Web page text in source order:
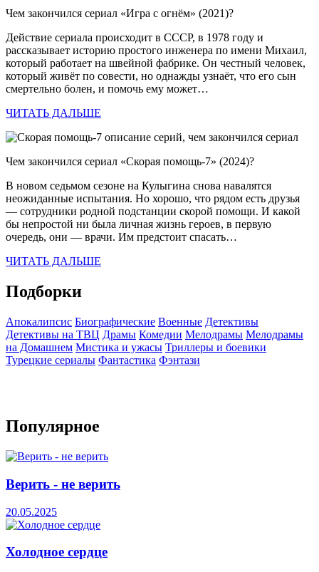
Чем закончился сериал «Игра с огнём» (2021)?
Действие сериала происходит в СССР, в 1978 году и
рассказывает историю простого инженера по имени Михаил,
который работает на швейной фабрике. Он честный человек,
который живёт по совести, но однажды узнаёт, что его сын
смертельно болен, и помочь ему может…
ЧИТАТЬ ДАЛЬШЕ
Чем закончился сериал «Скорая помощь-7» (2024)?
В новом седьмом сезоне на Кулыгина снова навалятся
неожиданные испытания. Но хорошо, что рядом есть друзья
— сотрудники родной подстанции скорой помощи. И какой
бы непростой ни была личная жизнь героев, в первую
очередь, они — врачи. Им предстоит спасать…
ЧИТАТЬ ДАЛЬШЕ
Подборки
Апокалипсис Биографические Военные Детективы
Детективы на ТВЦ Драмы Комедии Мелодрамы Мелодрамы
на Домашнем Мистика и ужасы Триллеры и боевики
Турецкие сериалы Фантастика Фэнтази
Популярное
Верить - не верить
20.05.2025
Холодное сердце